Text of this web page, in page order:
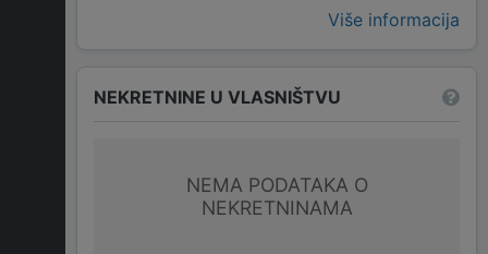
Više informacija
NEKRETNINE U VLASNIŠTVU
NEMA PODATAKA O
NEKRETNINAMA